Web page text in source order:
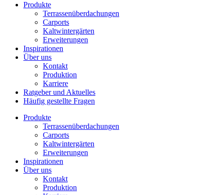
Produkte
Terrassenüberdachungen
Carports
Kaltwintergärten
Erweiterungen
Inspirationen
Über uns
Kontakt
Produktion
Karriere
Ratgeber und Aktuelles
Häufig gestellte Fragen
Produkte
Terrassenüberdachungen
Carports
Kaltwintergärten
Erweiterungen
Inspirationen
Über uns
Kontakt
Produktion